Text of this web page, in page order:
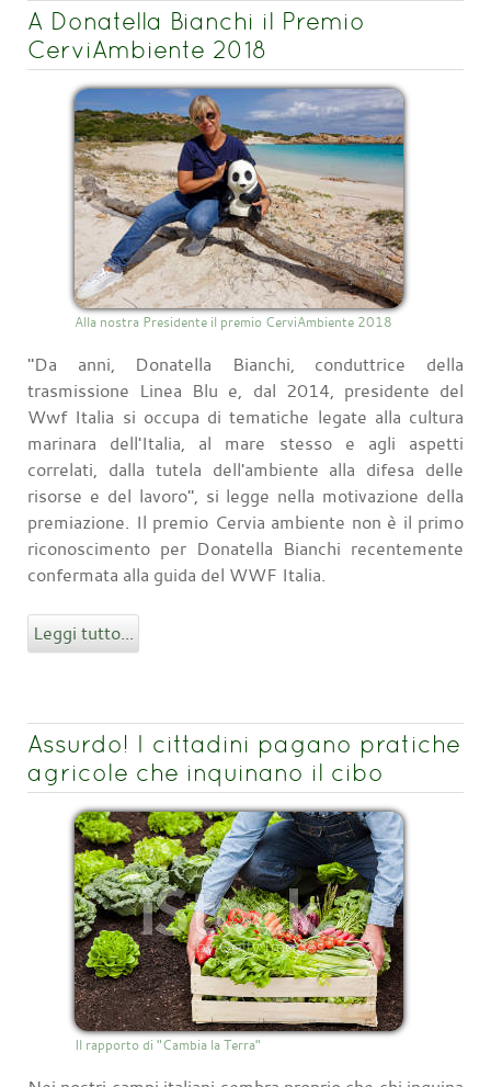
A Donatella Bianchi il Premio
CerviAmbiente 2018
Alla nostra Presidente il premio CerviAmbiente 2018
"Da anni, Donatella Bianchi, conduttrice della
trasmissione Linea Blu e, dal 2014, presidente del
Wwf Italia si occupa di tematiche legate alla cultura
marinara dell'Italia, al mare stesso e agli aspetti
correlati, dalla tutela dell'ambiente alla difesa delle
risorse e del lavoro", si legge nella motivazione della
premiazione. Il premio Cervia ambiente non è il primo
riconoscimento per Donatella Bianchi recentemente
confermata alla guida del WWF Italia.
Leggi tutto...
Assurdo! I cittadini pagano pratiche
agricole che inquinano il cibo
Il rapporto di "Cambia la Terra"